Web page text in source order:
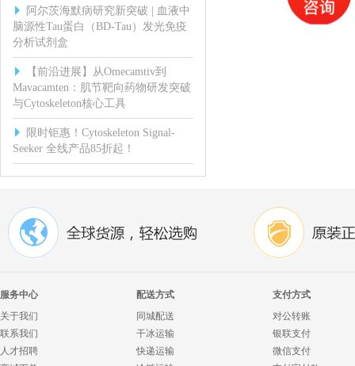
阿尔茨海默病研究新突破 | 血液中
脑源性Tau蛋白（BD-Tau）发光免疫
分析试剂盒
【前沿进展】从Omecamtiv到
Mavacamten：肌节靶向药物研发突破
与Cytoskeleton核心工具
限时钜惠！Cytoskeleton Signal-
Seeker 全线产品85折起！
服务中心
关于我们
联系我们
人才招聘
配送方式
同城配送
干冰运输
快递运输
支付方式
对公转账
银联支付
微信支付